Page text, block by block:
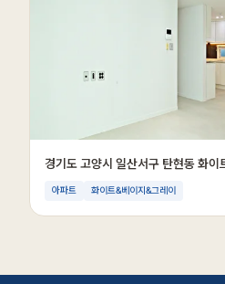
경기도 고양시 일산서구 탄현동 화이
아파트 화이트&베이지&그레이